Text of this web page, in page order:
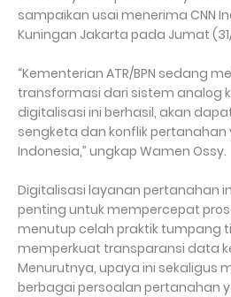
sampaikan usai menerima CNN
Kuningan Jakarta pada Jumat
“Kementerian ATR/BPN sedang
transformasi dari sistem analog
digitalisasi ini berhasil, akan
sengketa dan konflik pertanahan
Indonesia,” ungkap Wamen Ossy.
Digitalisasi layanan pertanahan
penting untuk mempercepat
menutup celah praktik tumpang
memperkuat transparansi data
Menurutnya, upaya ini sekaligus
berbagai persoalan pertanahan